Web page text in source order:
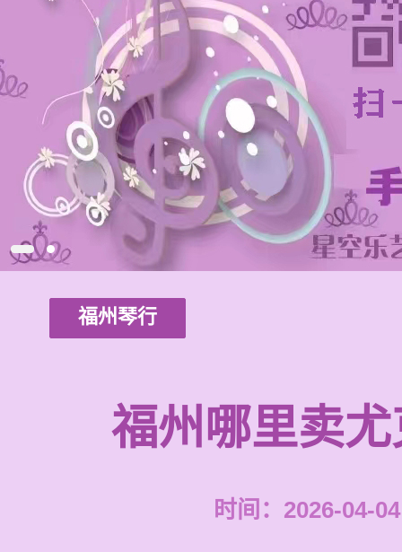
福州琴行
福州哪里卖
时间：2026-04-